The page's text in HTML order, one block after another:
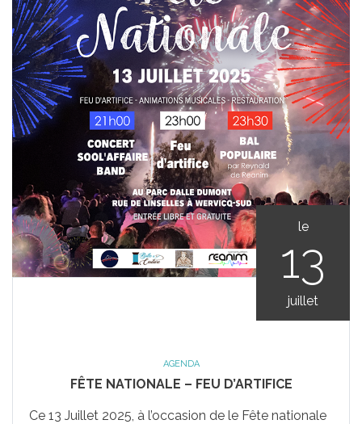
le
13
juillet
AGENDA
FÊTE NATIONALE – FEU D’ARTIFICE
Ce 13 Juillet 2025, à l’occasion de le Fête nationale